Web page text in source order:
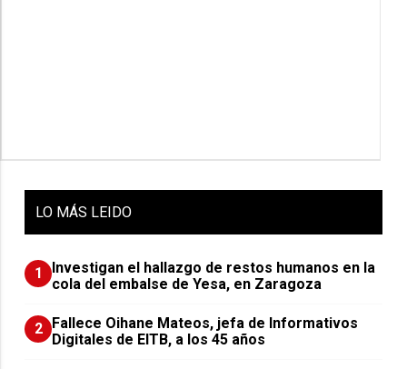
LO MÁS LEIDO
1
Investigan el hallazgo de restos humanos en la
cola del embalse de Yesa, en Zaragoza
2
Fallece Oihane Mateos, jefa de Informativos
Digitales de EITB, a los 45 años